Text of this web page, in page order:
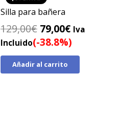
Silla para bañera
129,00€ El
precio
original
era:
79,00€El
precio
actual
Iva
Incluido(-38.8%)
Añadir al carrito